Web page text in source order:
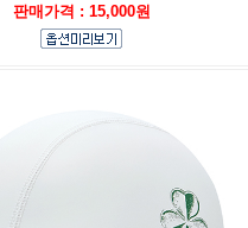
판매가격 : 15,000원